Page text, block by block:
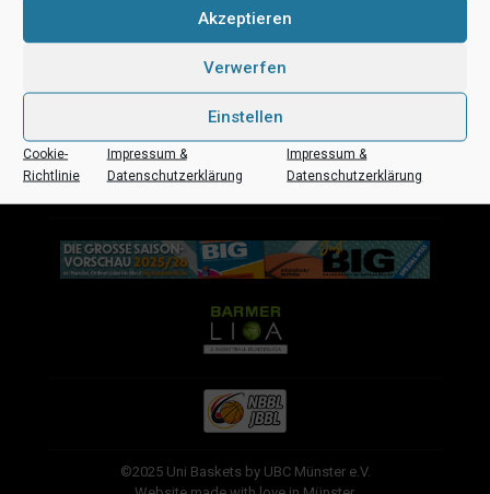
Akzeptieren
Verwerfen
Einstellen
Cookie-
Richtlinie
Impressum &
Datenschutzerklärung
Impressum &
Datenschutzerklärung
©2025 Uni Baskets by UBC Münster e.V.